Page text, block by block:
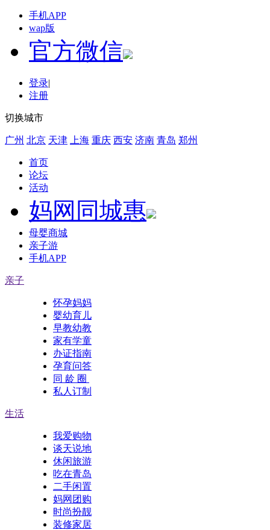
手机APP
wap版
官方微信
登录|
注册
切换城市
广州 北京 天津 上海 重庆 西安 济南 青岛 郑州
首页
论坛
活动
妈网同城惠
母婴商城
亲子游
手机APP
亲子
怀孕妈妈
婴幼育儿
早教幼教
家有学童
办证指南
孕育问答
同 龄 圈
私人订制
生活
我爱购物
谈天说地
休闲旅游
吃在青岛
二手闲置
妈网团购
时尚扮靓
装修家居